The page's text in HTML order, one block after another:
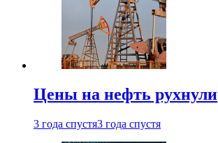
Цены на нефть рухнули
3 года спустя3 года спустя